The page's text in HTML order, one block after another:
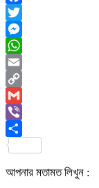
Facebook
Twitter
Messenger
WhatsApp
Email
Copy
Link
Gmail
Viber
আপনার মতামত লিখুন :